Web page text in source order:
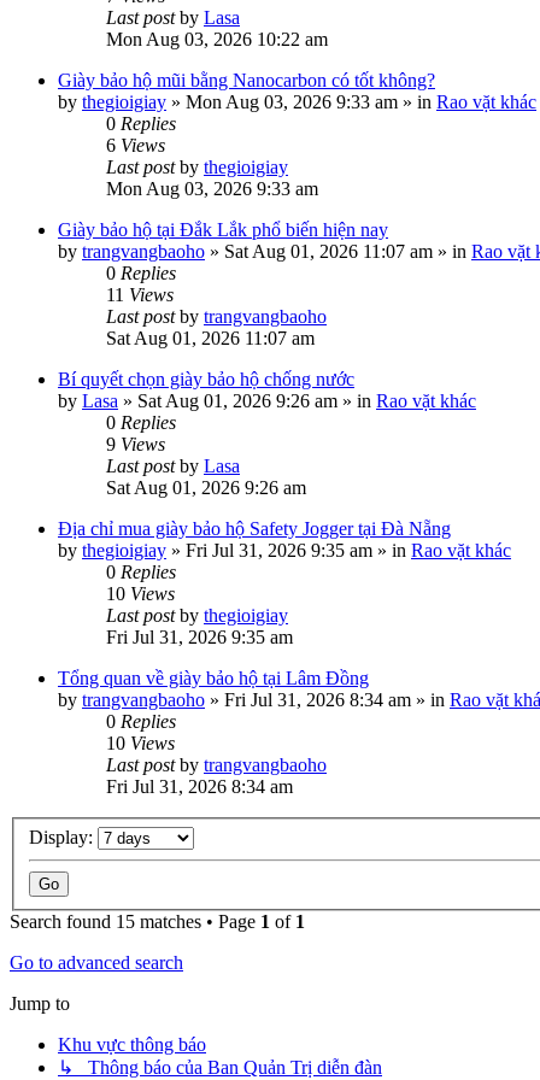
Last postby Lasa
Mon Aug 03, 2026 10:22 am
Giày bảo hộ mũi bằng Nanocarbon có tốt không?
by thegioigiay » Mon Aug 03, 2026 9:33 am » in Rao vặt khác
0 Replies
6 Views
Last postby thegioigiay
Mon Aug 03, 2026 9:33 am
Giày bảo hộ tại Đắk Lắk phổ biến hiện nay
by trangvangbaoho » Sat Aug 01, 2026 11:07 am » in Rao vặt
0 Replies
11 Views
Last postby trangvangbaoho
Sat Aug 01, 2026 11:07 am
Bí quyết chọn giày bảo hộ chống nước
by Lasa » Sat Aug 01, 2026 9:26 am » in Rao vặt khác
0 Replies
9 Views
Last postby Lasa
Sat Aug 01, 2026 9:26 am
Địa chỉ mua giày bảo hộ Safety Jogger tại Đà Nẵng
by thegioigiay » Fri Jul 31, 2026 9:35 am » in Rao vặt khác
0 Replies
10 Views
Last postby thegioigiay
Fri Jul 31, 2026 9:35 am
Tổng quan về giày bảo hộ tại Lâm Đồng
by trangvangbaoho » Fri Jul 31, 2026 8:34 am » in Rao vặt
0 Replies
10 Views
Last postby trangvangbaoho
Fri Jul 31, 2026 8:34 am
Display:
Search found 15 matches • Page 1 of 1
Go to advanced search
Jump to
Khu vực thông báo
↳ Thông báo của Ban Quản Trị diễn đàn